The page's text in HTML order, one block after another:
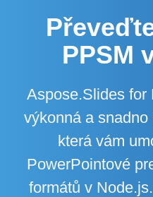
PPSM
Aspose.Slides for
výkonná a
která vám
PowerPointové
formátů v